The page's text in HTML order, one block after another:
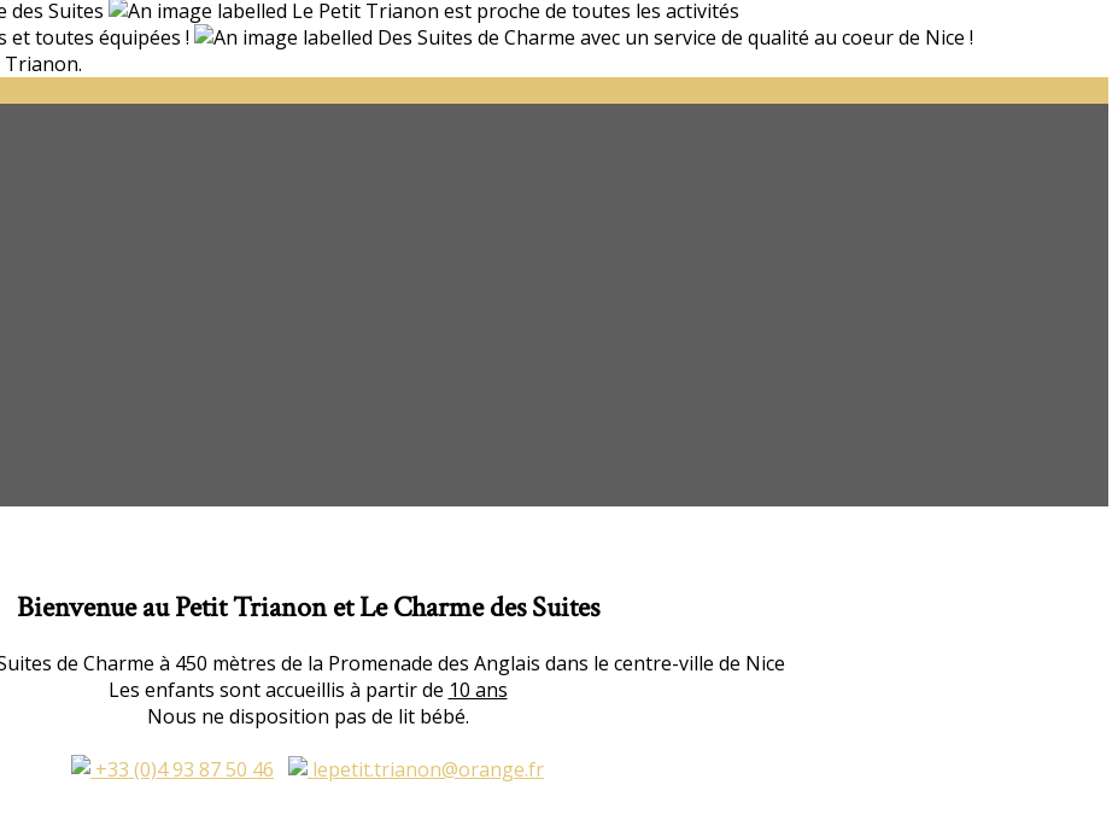
Bienvenue au Petit Trianon et Le Charme des Suites
de Charme à 450 mètres de la Promenade des Anglais dans le centre-ville de Nice
Les enfants sont accueillis à partir de 10 ans
Nous ne disposition pas de lit bébé.
+33 (0)4 93 87 50 46
lepetit.trianon@orange.fr